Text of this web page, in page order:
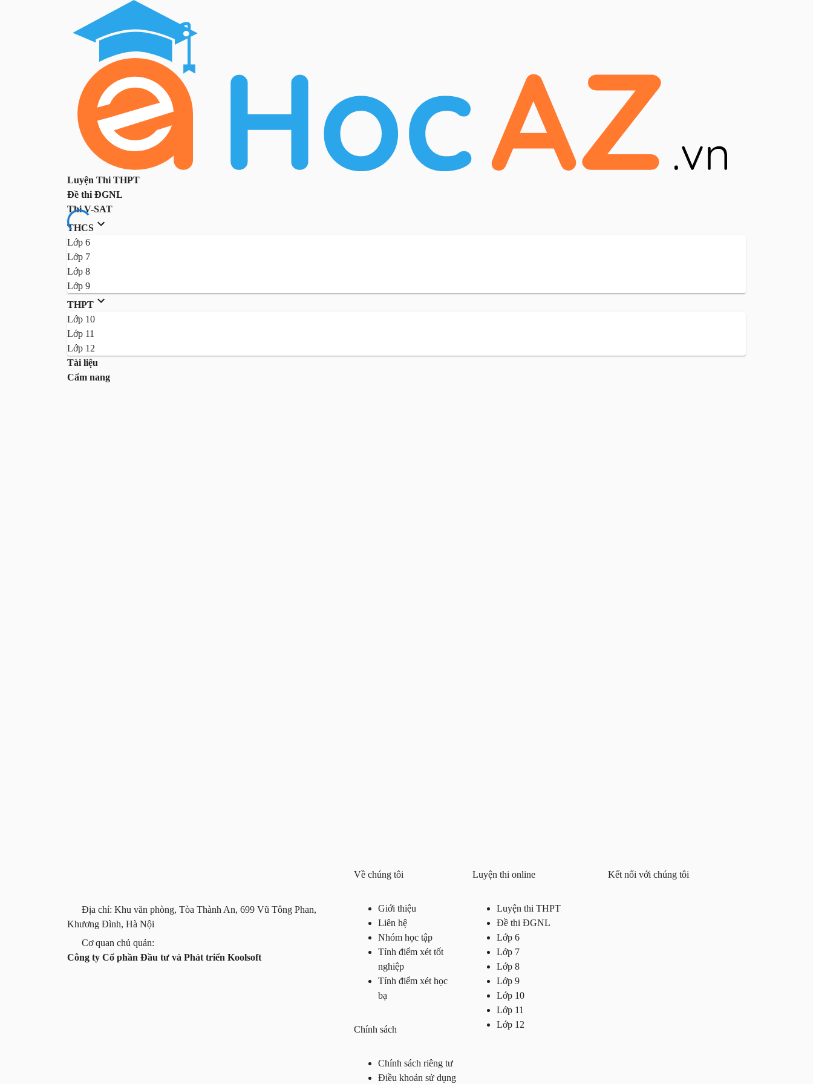
Luyện Thi THPT
Đề thi ĐGNL
Thi V-SAT
THCS
Lớp 6
Lớp 7
Lớp 8
Lớp 9
THPT
Lớp 10
Lớp 11
Lớp 12
Tài liệu
Cẩm nang
Địa chỉ: Khu văn phòng, Tòa Thành An, 699 Vũ Tông Phan,
Khương Đình, Hà Nội
Cơ quan chủ quản:
Công ty Cổ phần Đầu tư và Phát triển Koolsoft
Về chúng tôi
Giới thiệu
Liên hệ
Nhóm học tập
Tính điểm xét tốt
nghiệp
Tính điểm xét học
bạ
Chính sách
Chính sách riêng tư
Điều khoản sử dụng
Luyện thi online
Luyện thi THPT
Đề thi ĐGNL
Lớp 6
Lớp 7
Lớp 8
Lớp 9
Lớp 10
Lớp 11
Lớp 12
Kết nối với chúng tôi